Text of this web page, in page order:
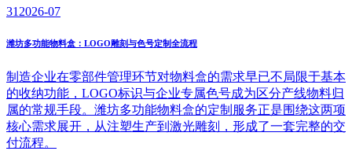
31 2026-07
潍坊多功能物料盒：LOGO雕刻与色号定制全流程
制造企业在零部件管理环节对物料盒的需求早已不局限于基本
的收纳功能，LOGO标识与企业专属色号成为区分产线物料归
属的常规手段。潍坊多功能物料盒的定制服务正是围绕这两项
核心需求展开，从注塑生产到激光雕刻，形成了一套完整的交
付流程。